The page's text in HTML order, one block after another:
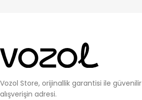
Vozol Store, orijinallik garantisi ile güvenilir
alışverişin adresi.